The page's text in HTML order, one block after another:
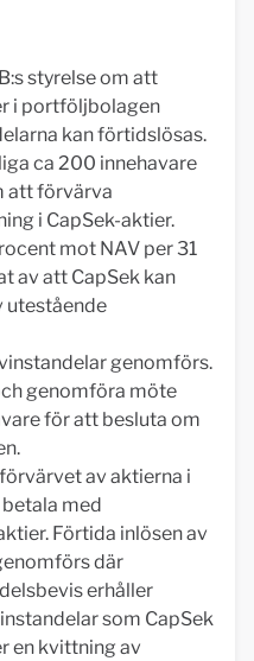
styrelse om att
i portföljbolagen
kan förtidslösas.
ca 200 innehavare
att förvärva
i CapSek-aktier.
mot NAV per 31
av att CapSek kan
utestående
genomförs.
genomföra möte
för att besluta om
av aktierna i
med
Förtida inlösen av
där
erhåller
som CapSek
en kvittning av